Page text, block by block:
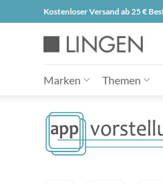
Kostenloser Versand ab 25 €
Marken Themen